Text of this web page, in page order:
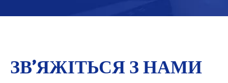
ЗВ'ЯЖІТЬСЯ З НАМИ